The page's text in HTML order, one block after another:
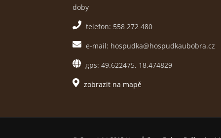
doby
telefon: 558 272 480
e-mail: hospudka@hospudkaubobra.cz
gps: 49.622475, 18.474829
zobrazit na mapě